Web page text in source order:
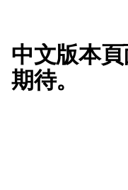
Sign in
Email
中文版本
期待。